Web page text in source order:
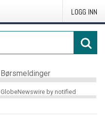
LOGG INN
Børsmeldinger
GlobeNewswire by notified